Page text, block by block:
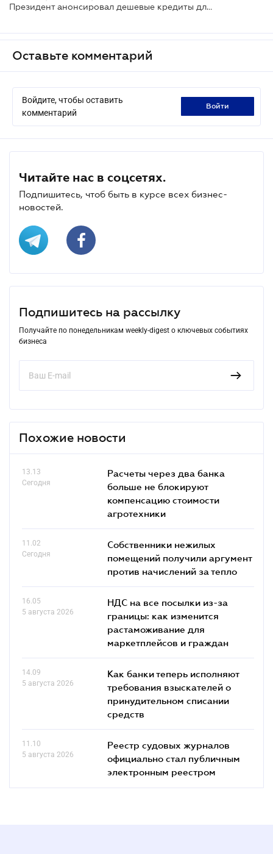
Президент анонсировал дешевые кредиты для бизнеса под 5-9% годовых
Оставьте комментарий
Войдите, чтобы оставить
комментарий
войти
Читайте нас в соцсетях.
Подпишитесь, чтоб быть в курсе всех бизнес-
новостей.
Подпишитесь на рассылку
Получайте по понедельникам weekly-digest о ключевых событиях
бизнеса
Похожие новости
13.13
Сегодня
Расчеты через два банка
больше не блокируют
компенсацию стоимости
агротехники
11.02
Сегодня
Собственники нежилых
помещений получили аргумент
против начислений за тепло
16.05
5 августа 2026
НДС на все посылки из-за
границы: как изменится
растаможивание для
маркетплейсов и граждан
14.09
5 августа 2026
Как банки теперь исполняют
требования взыскателей о
принудительном списании
средств
11.10
5 августа 2026
Реестр судовых журналов
официально стал публичным
электронным реестром